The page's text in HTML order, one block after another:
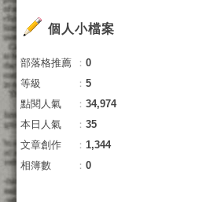
個人小檔案
部落格推薦 ： 0
等級
： 5
點閱人氣
： 34,974
本日人氣
： 35
文章創作
： 1,344
相簿數
： 0